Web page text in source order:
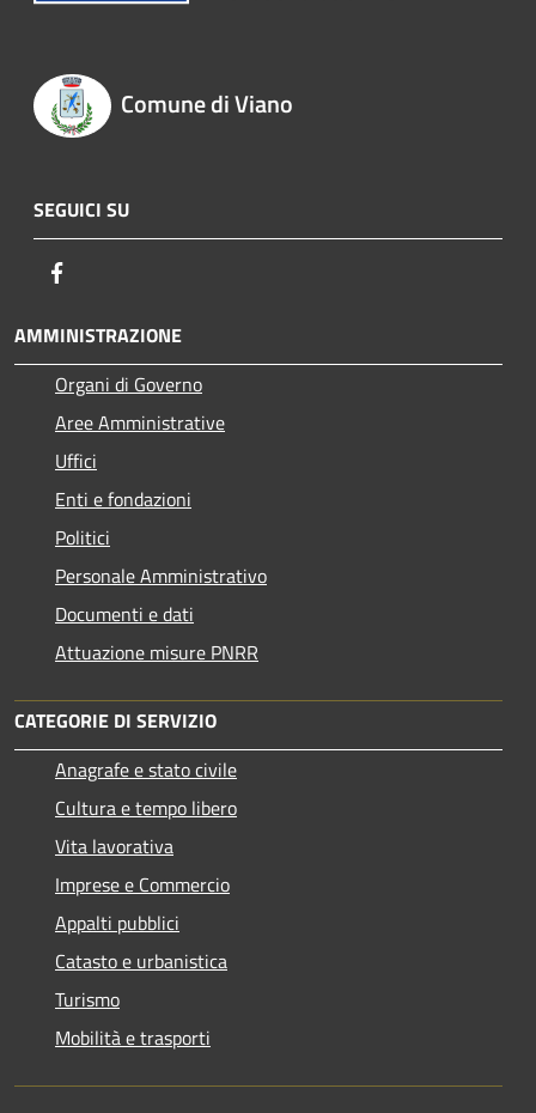
Comune di Viano
SEGUICI SU
AMMINISTRAZIONE
Organi di Governo
Aree Amministrative
Uffici
Enti e fondazioni
Politici
Personale Amministrativo
Documenti e dati
Attuazione misure PNRR
CATEGORIE DI SERVIZIO
Anagrafe e stato civile
Cultura e tempo libero
Vita lavorativa
Imprese e Commercio
Appalti pubblici
Catasto e urbanistica
Turismo
Mobilità e trasporti